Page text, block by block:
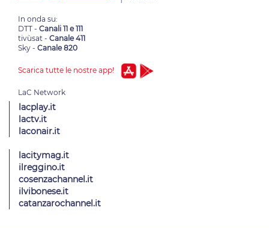
In onda su:
DTT - Canali 11 e 111
tivùsat - Canale 411
Sky - Canale 820
Scarica tutte le nostre app!
lacplay.it
lactv.it
laconair.it
lacitymag.it
ilreggino.it
cosenzachannel.it
ilvibonese.it
catanzarochannel.it